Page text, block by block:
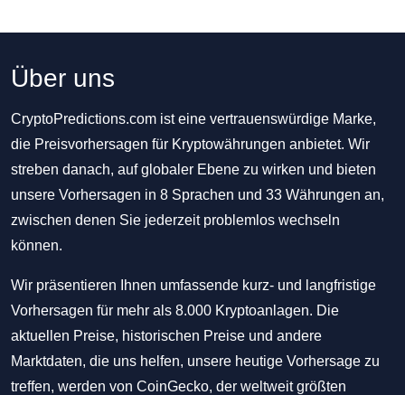
Über uns
CryptoPredictions.com ist eine vertrauenswürdige Marke,
die Preisvorhersagen für Kryptowährungen anbietet. Wir
streben danach, auf globaler Ebene zu wirken und bieten
unsere Vorhersagen in 8 Sprachen und 33 Währungen an,
zwischen denen Sie jederzeit problemlos wechseln
können.
Wir präsentieren Ihnen umfassende kurz- und langfristige
Vorhersagen für mehr als 8.000 Kryptoanlagen. Die
aktuellen Preise, historischen Preise und andere
Marktdaten, die uns helfen, unsere heutige Vorhersage zu
treffen, werden von CoinGecko, der weltweit größten